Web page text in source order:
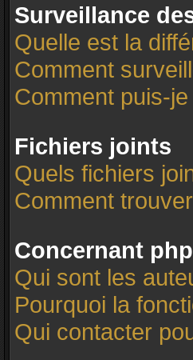
Surveillance
Quelle est la
Comment
Comment puis-
Fichiers joints
Quels fichiers
Comment
Concernant
Qui sont les
Pourquoi la
Qui contacter